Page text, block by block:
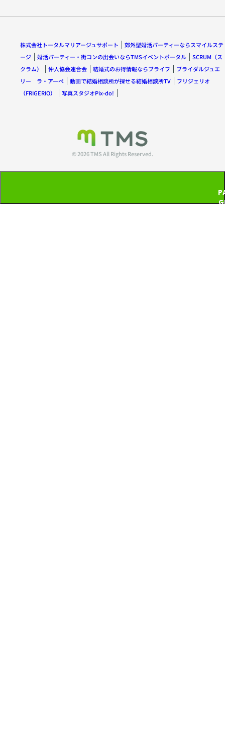
株式会社トータルマリアージュサポート
郊外型婚活パーティーならスマイルステ
ージ
婚活パーティー・街コンの出会いならTMSイベントポータル
SCRUM（ス
クラム）
仲人協会連合会 結婚式のお得情報ならブライフ
ブライダルジュエ
リー ラ・アーペ
動画で結婚相談所が探せる結婚相談所TV
フリジェリオ
（FRIGERIO）
写真スタジオPix-do!
© 2026 TMS All Rights Reserved.